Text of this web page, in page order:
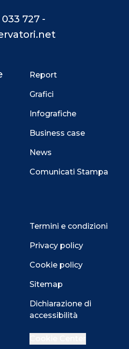
727 -
Report
Grafici
Infografiche
Business case
News
Comunicati Stampa
Termini e condizioni
Privacy policy
Cookie policy
Sitemap
Dichiarazione di
accessibilità